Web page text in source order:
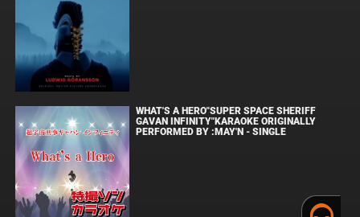
WHAT'S A HERO"SUPER SPACE SHERIFF
GAVAN INFINITY"KARAOKE ORIGINALLY
PERFORMED BY :MAY'N - SINGLE